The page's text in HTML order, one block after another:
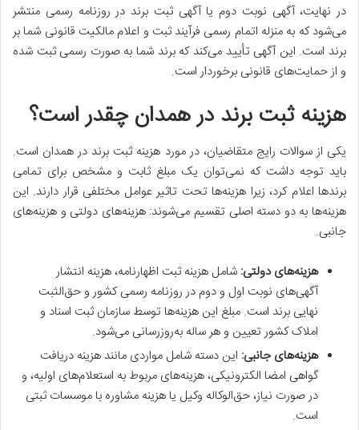
در نهایت، آگهی نوبت دوم یا آگهی ثبت برند در روزنامه رسمی منتشر
می‌شود که به منزله اتمام رسمی فرآیند ثبت و اعلام مالکیت قانونی شما بر
برند است. این آگهی تأیید می‌کند که برند شما به صورت رسمی ثبت شده
و از حمایت‌های قانونی برخوردار است.
هزینه ثبت برند در همدان چقدر است؟
یکی از سوالات رایج متقاضیان، در مورد هزینه ثبت برند در همدان است.
باید توجه داشت که نمی‌توان یک مبلغ ثابت و مشخص برای تمامی
برندها اعلام کرد، زیرا هزینه‌ها تحت تاثیر عوامل مختلفی قرار دارند. این
هزینه‌ها به دو دسته اصلی تقسیم می‌شوند: هزینه‌های دولتی و هزینه‌های
جانبی.
هزینه‌های دولتی: شامل هزینه ثبت اظهارنامه، هزینه انتشار
آگهی‌های نوبت اول و دوم در روزنامه رسمی کشور و حق‌الثبت
نهایی برند است. مبلغ این هزینه‌ها توسط سازمان ثبت اسناد و
املاک کشور تعیین و هر ساله به‌روزرسانی می‌شود.
هزینه‌های جانبی: این دسته شامل مواردی مانند هزینه دریافت
گواهی امضا الکترونیکی، هزینه‌های مربوط به استعلام‌های اولیه، و
در صورت نیاز، حق‌الوکاله وکیل یا هزینه مشاوره با موسسات ثبتی
است.